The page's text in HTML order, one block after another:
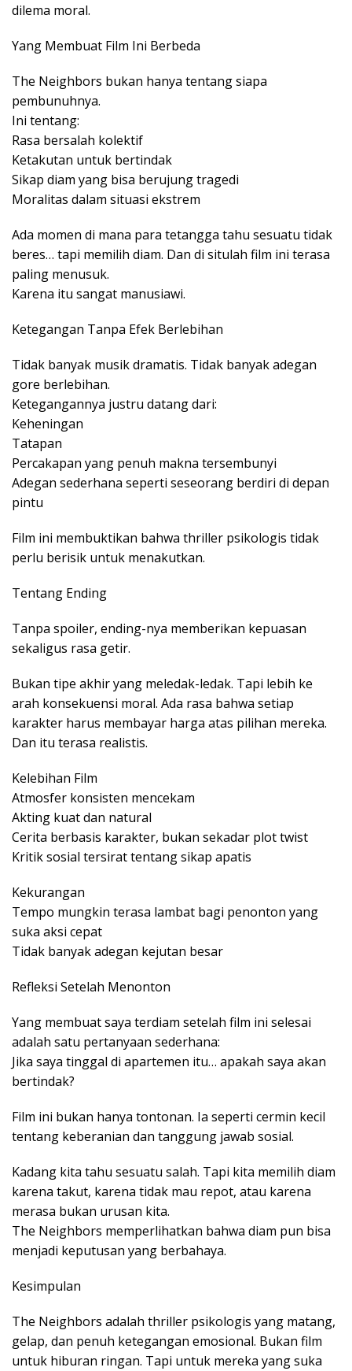
dilema moral.
Yang Membuat Film Ini Berbeda
The Neighbors bukan hanya tentang siapa
pembunuhnya.
Ini tentang:
Rasa bersalah kolektif
Ketakutan untuk bertindak
Sikap diam yang bisa berujung tragedi
Moralitas dalam situasi ekstrem
Ada momen di mana para tetangga tahu sesuatu tidak
beres… tapi memilih diam. Dan di situlah film ini terasa
paling menusuk.
Karena itu sangat manusiawi.
Ketegangan Tanpa Efek Berlebihan
Tidak banyak musik dramatis. Tidak banyak adegan
gore berlebihan.
Ketegangannya justru datang dari:
Keheningan
Tatapan
Percakapan yang penuh makna tersembunyi
Adegan sederhana seperti seseorang berdiri di depan
pintu
Film ini membuktikan bahwa thriller psikologis tidak
perlu berisik untuk menakutkan.
Tentang Ending
Tanpa spoiler, ending-nya memberikan kepuasan
sekaligus rasa getir.
Bukan tipe akhir yang meledak-ledak. Tapi lebih ke
arah konsekuensi moral. Ada rasa bahwa setiap
karakter harus membayar harga atas pilihan mereka.
Dan itu terasa realistis.
Kelebihan Film
Atmosfer konsisten mencekam
Akting kuat dan natural
Cerita berbasis karakter, bukan sekadar plot twist
Kritik sosial tersirat tentang sikap apatis
Kekurangan
Tempo mungkin terasa lambat bagi penonton yang
suka aksi cepat
Tidak banyak adegan kejutan besar
Refleksi Setelah Menonton
Yang membuat saya terdiam setelah film ini selesai
adalah satu pertanyaan sederhana:
Jika saya tinggal di apartemen itu… apakah saya akan
bertindak?
Film ini bukan hanya tontonan. Ia seperti cermin kecil
tentang keberanian dan tanggung jawab sosial.
Kadang kita tahu sesuatu salah. Tapi kita memilih diam
karena takut, karena tidak mau repot, atau karena
merasa bukan urusan kita.
The Neighbors memperlihatkan bahwa diam pun bisa
menjadi keputusan yang berbahaya.
Kesimpulan
The Neighbors adalah thriller psikologis yang matang,
gelap, dan penuh ketegangan emosional. Bukan film
untuk hiburan ringan. Tapi untuk mereka yang suka